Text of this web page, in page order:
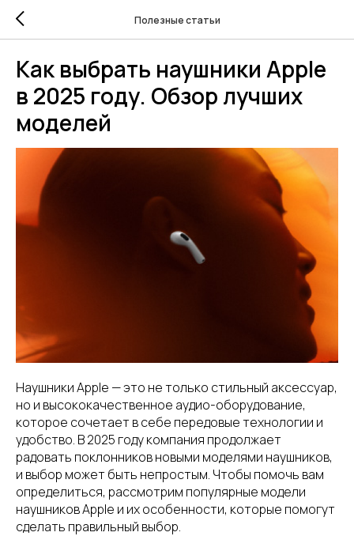
Полезные статьи
Как выбрать наушники Apple
в 2025 году. Обзор лучших
моделей
Наушники Apple — это не только стильный аксессуар,
но и высококачественное аудио-оборудование,
которое сочетает в себе передовые технологии и
удобство. В 2025 году компания продолжает
радовать поклонников новыми моделями наушников,
и выбор может быть непростым. Чтобы помочь вам
определиться, рассмотрим популярные модели
наушников Apple и их особенности, которые помогут
сделать правильный выбор.